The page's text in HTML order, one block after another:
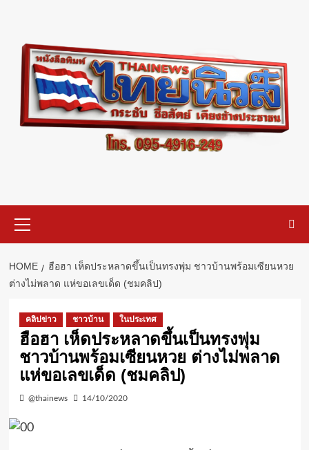
content
Menu
HOME
ฮือฮา เห็ดประหลาดขึ้นเป็นทรงพุ่ม ชาวบ้านพร้อมเซียนหวย
ต่างไม่พลาด แห่ขอเลขเด็ด (ชมคลิป)
คลิปข่าว ชาวบ้าน ในประเทศ
ฮือฮา เห็ดประหลาดขึ้นเป็นทรงพุ่ม
ชาวบ้านพร้อมเซียนหวย ต่างไม่พลาด
แห่ขอเลขเด็ด (ชมคลิป)
@thainews 14/10/2020